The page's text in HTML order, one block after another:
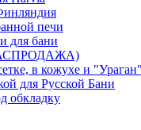
печи
для бани
в кожухе и "Ураган"
для Русской Бани
обкладку